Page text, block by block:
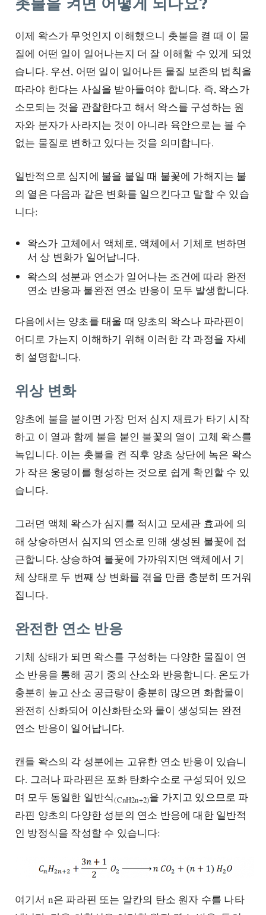
이제 왁스가 무엇인지 이해했으니 촛불을 켤 때 이 물
질에 어떤 일이 일어나는지 더 잘 이해할 수 있게 되었
습니다. 우선, 어떤 일이 일어나든 물질 보존의 법칙을
따라야 한다는 사실을 받아들여야 합니다. 즉, 왁스가
소모되는 것을 관찰한다고 해서 왁스를 구성하는 원
자와 분자가 사라지는 것이 아니라 육안으로는 볼 수
없는 물질로 변하고 있다는 것을 의미합니다.
일반적으로 심지에 불을 붙일 때 불꽃에 가해지는 불
의 열은 다음과 같은 변화를 일으킨다고 말할 수 있습
니다:
왁스가 고체에서 액체로, 액체에서 기체로 변하면
서 상 변화가 일어납니다.
왁스의 성분과 연소가 일어나는 조건에 따라 완전
연소 반응과 불완전 연소 반응이 모두 발생합니다.
다음에서는 양초를 태울 때 양초의 왁스나 파라핀이
어디로 가는지 이해하기 위해 이러한 각 과정을 자세
히 설명합니다.
위상 변화
양초에 불을 붙이면 가장 먼저 심지 재료가 타기 시작
하고 이 열과 함께 불을 붙인 불꽃의 열이 고체 왁스를
녹입니다. 이는 촛불을 켠 직후 양초 상단에 녹은 왁스
가 작은 웅덩이를 형성하는 것으로 쉽게 확인할 수 있
습니다.
그러면 액체 왁스가 심지를 적시고 모세관 효과에 의
해 상승하면서 심지의 연소로 인해 생성된 불꽃에 접
근합니다. 상승하여 불꽃에 가까워지면 액체에서 기
체 상태로 두 번째 상 변화를 겪을 만큼 충분히 뜨거워
집니다.
완전한 연소 반응
기체 상태가 되면 왁스를 구성하는 다양한 물질이 연
소 반응을 통해 공기 중의 산소와 반응합니다. 온도가
충분히 높고 산소 공급량이 충분히 많으면 화합물이
완전히 산화되어 이산화탄소와 물이 생성되는 완전
연소 반응이 일어납니다.
캔들 왁스의 각 성분에는 고유한 연소 반응이 있습니
다. 그러나 파라핀은 포화 탄화수소로 구성되어 있으
며 모두 동일한 일반식(CnH2n+2)을 가지고 있으므로 파
라핀 양초의 다양한 성분의 연소 반응에 대한 일반적
인 방정식을 작성할 수 있습니다:
여기서 n은 파라핀 또는 알칸의 탄소 원자 수를 나타